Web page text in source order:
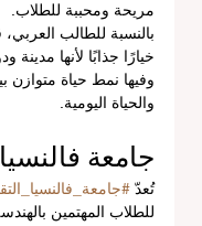
مريحة ومحببة للطلاب.
بالنسبة للطالب
خيارًا جذابًا لأنها مدينة
وفيها نمط حياة متوازن
والحياة اليومية.
جامعة فالنسيا
تُعدّ
للطلاب المهتمين